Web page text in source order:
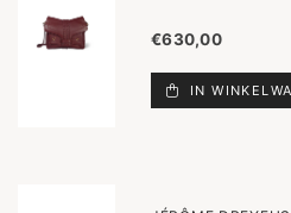
€630,00
IN